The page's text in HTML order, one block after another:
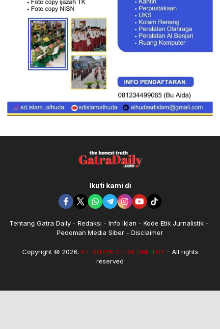
Ikuti kami di
Tentang Gatra Daily Redaksi Info Iklan
Kode Etik Jurnalistik
Pedoman Media Siber
Disclaimer
Copyright © 2026. PT. SURYA CITRA GALLERY– All rights
reserved